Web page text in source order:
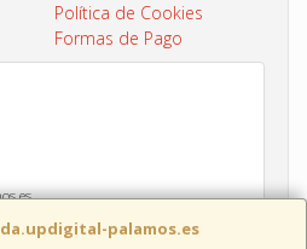
palamos.es
Política de Cookies
Formas de Pago